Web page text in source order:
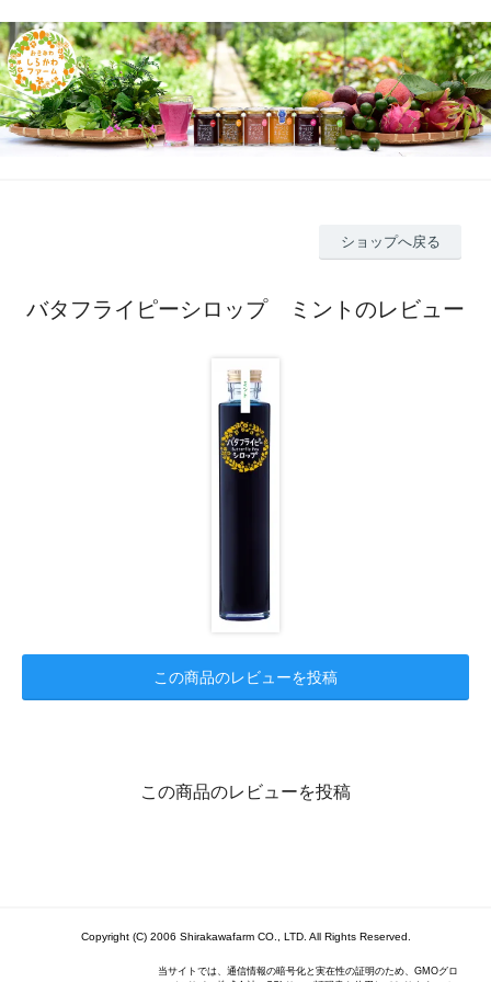
ショップへ戻る
バタフライピーシロップ ミントのレビュー
この商品のレビューを投稿
この商品のレビューを投稿
Copyright (C) 2006 Shirakawafarm CO., LTD. All Rights Reserved.
当サイトでは、通信情報の暗号化と実在性の証明のため、GMOグロ